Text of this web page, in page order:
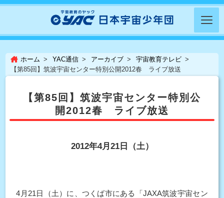
ホーム YAC通信 アーカイブ
宇宙教育テレビ
【第85回】筑波宇宙センター特別公開2012春 ライブ放送
【第85回】筑波宇宙センター特別公
開2012春 ライブ放送
2012年4月21日（土）
4月21日（土）に、つくば市にある「JAXA筑波宇宙セン